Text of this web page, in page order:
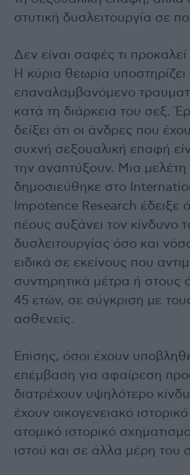
στυτική δυσλειτουργία σε
Δεν είναι σαφές τι
Η κύρια θεωρία υποστηρίζει
επαναλαμβανόμενο
κατά τη διάρκεια του σεξ.
δείξει ότι οι άνδρες που
συχνή σεξουαλική επαφή
την αναπτύξουν. Μια μελέτη
δημοσιεύθηκε στο
Impotence Research έδειξε
πέους αυξάνει τον κίνδυνο
δυσλειτουργίας όσο και
ειδικά σε εκείνους που
συντηρητικά μέτρα ή στους
45 ετών, σε σύγκριση με
ασθενείς.
Επίσης, όσοι έχουν
επέμβαση για αφαίρεση
διατρέχουν υψηλότερο
έχουν οικογενειακό
ατομικό ιστορικό
ιστού και σε άλλα μέρη του